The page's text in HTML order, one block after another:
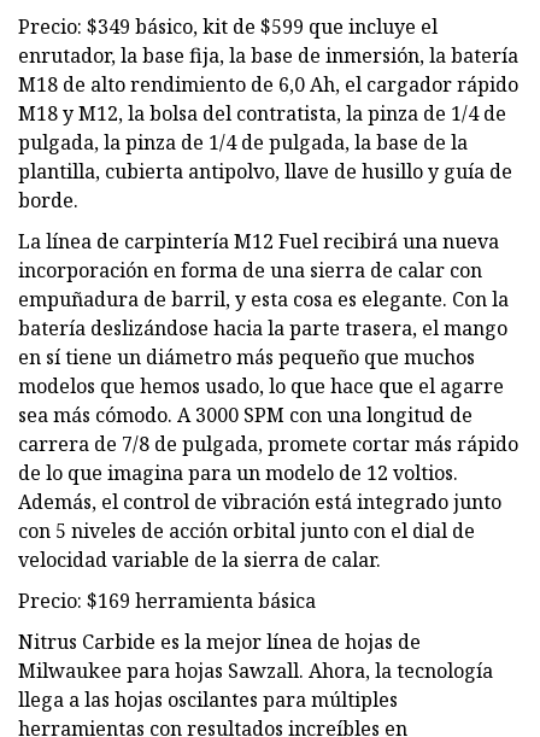
Precio: $349 básico, kit de $599 que incluye el
enrutador, la base fija, la base de inmersión, la batería
M18 de alto rendimiento de 6,0 Ah, el cargador rápido
M18 y M12, la bolsa del contratista, la pinza de 1/4 de
pulgada, la pinza de 1/4 de pulgada, la base de la
plantilla, cubierta antipolvo, llave de husillo y guía de
borde.
La línea de carpintería M12 Fuel recibirá una nueva
incorporación en forma de una sierra de calar con
empuñadura de barril, y esta cosa es elegante. Con la
batería deslizándose hacia la parte trasera, el mango
en sí tiene un diámetro más pequeño que muchos
modelos que hemos usado, lo que hace que el agarre
sea más cómodo. A 3000 SPM con una longitud de
carrera de 7/8 de pulgada, promete cortar más rápido
de lo que imagina para un modelo de 12 voltios.
Además, el control de vibración está integrado junto
con 5 niveles de acción orbital junto con el dial de
velocidad variable de la sierra de calar.
Precio: $169 herramienta básica
Nitrus Carbide es la mejor línea de hojas de
Milwaukee para hojas Sawzall. Ahora, la tecnología
llega a las hojas oscilantes para múltiples
herramientas con resultados increíbles en